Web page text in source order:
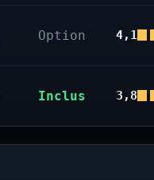
Option 4,1
Inclus 3,8